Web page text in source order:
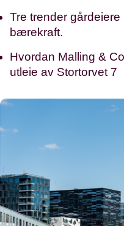
Tre trender
bærekraft.
Hvordan Malling &
utleie av Stortorvet 7